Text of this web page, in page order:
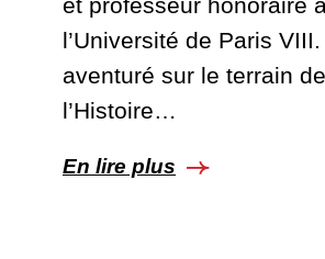
l’Université de Paris VIII.
aventuré sur le terrain de
l’Histoire…
En lire plus